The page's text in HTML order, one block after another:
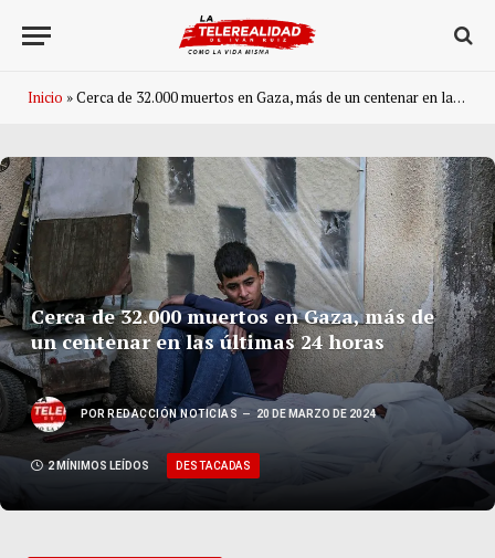
Inicio »Cerca de 32.000 muertos en Gaza, más de un centenar en las últimas 24 horas
Cerca de 32.000 muertos en Gaza, más de
un centenar en las últimas 24 horas
POR REDACCIÓN NOTICIAS 20 DE MARZO DE 2024
2 MÍNIMOS LEÍDOS DESTACADAS